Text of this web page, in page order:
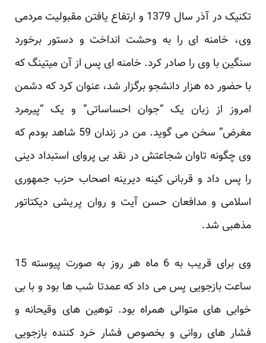
تکنیک در آذر سال 1379 و ارتفاع یافتن مقبولیت مردمی
وی، خامنه ای را به وحشت انداخت و دستور برخورد
سنگین با وی را صادر کرد. خامنه ای پس از آن میتینگ که
با حضور ده هزار دانشجو برگزار شد، عنوان کرد که دشمن
امروز از زبان یک “جوان احساساتی” و یک “پیرمرد
مغرض” سخن می گوید. من در زندان 59 شاهد بودم که
وی چگونه تاوان شجاعتش در نقد بی پروای استبداد دینی
را پس داد و قربانی کینه دیرینه اصحاب حزب جمهوری
اسلامی و مدافعان حسن آیت و روان پریشی دیکتاتور
مذهبی شد.
وی برای قریب به 6 ماه هر روز به صورت پیوسته 15
ساعت بازجویی پس می داد که عمدتا شب ها بود و با بی
خوابی های متوالی همراه بود. توهین های وقیحانه و
فشار های روانی و بخصوص فشار خرد کننده بازجویی